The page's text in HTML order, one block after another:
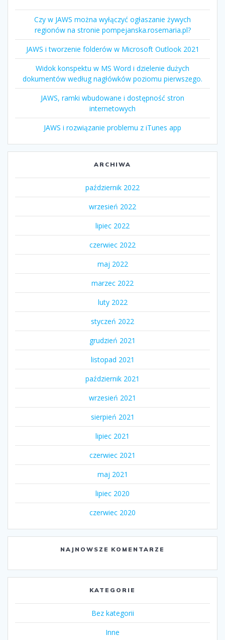
Czy w JAWS można wyłączyć ogłaszanie żywych
regionów na stronie pompejanska.rosemaria.pl?
JAWS i tworzenie folderów w Microsoft Outlook 2021
Widok konspektu w MS Word i dzielenie dużych
dokumentów według nagłówków poziomu pierwszego.
JAWS, ramki wbudowane i dostępność stron
internetowych
JAWS i rozwiązanie problemu z iTunes app
ARCHIWA
październik 2022
wrzesień 2022
lipiec 2022
czerwiec 2022
maj 2022
marzec 2022
luty 2022
styczeń 2022
grudzień 2021
listopad 2021
październik 2021
wrzesień 2021
sierpień 2021
lipiec 2021
czerwiec 2021
maj 2021
lipiec 2020
czerwiec 2020
NAJNOWSZE KOMENTARZE
KATEGORIE
Bez kategorii
Inne